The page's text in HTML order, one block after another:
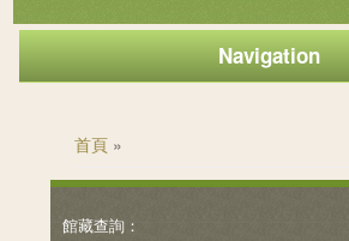
Navigation
首頁 »